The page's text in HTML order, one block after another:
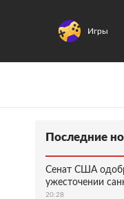
Игры
Последние
Сенат США
ужесточении
20:28